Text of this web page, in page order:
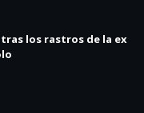
los rastros de la ex